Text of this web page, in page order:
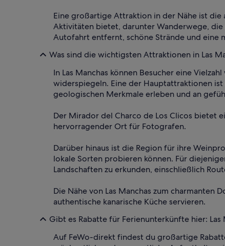
Eine großartige Attraktion in der Nähe ist die
Aktivitäten bietet, darunter Wanderwege, die
Autofahrt entfernt, schöne Strände und eine
Was sind die wichtigsten Attraktionen in Las
In Las Manchas können Besucher eine
widerspiegeln. Eine der Hauptattraktionen
geologischen Merkmale erleben und an
Der Mirador del Charco de Los Clicos bietet
hervorragender Ort für Fotografen.
Darüber hinaus ist die Region für ihre
lokale Sorten probieren können. Für
Landschaften zu erkunden, einschließlich
Die Nähe von Las Manchas zum
authentische kanarische Küche servieren.
Gibt es Rabatte für Ferienunterkünfte hier: Las
Auf FeWo-direkt findest du großartige